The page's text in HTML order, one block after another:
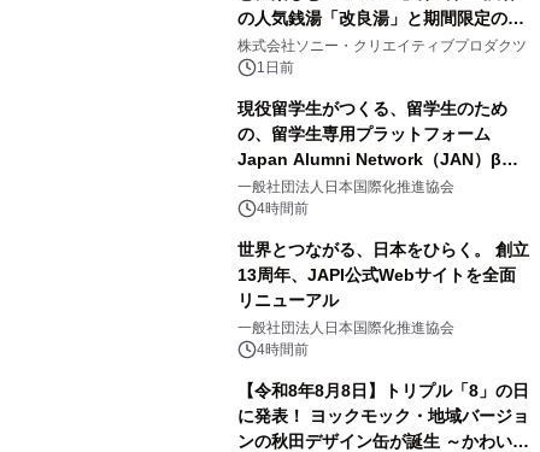
の人気銭湯「改良湯」と期間限定のコ
ラボレーション サウナイキタイコラ
ボグッズも発売決定！
株式会社ソニー・クリエイティブプロダクツ
1日前
現役留学生がつくる、留学生のため
の、留学生専用プラットフォーム
Japan Alumni Network（JAN）β版
をリリース
一般社団法人日本国際化推進協会
4時間前
世界とつながる、日本をひらく。 創立
13周年、JAPI公式Webサイトを全面
リニューアル
一般社団法人日本国際化推進協会
4時間前
【令和8年8月8日】トリプル「8」の日
に発表！ ヨックモック・地域バージョ
ンの秋田デザイン缶が誕生 ～かわいい